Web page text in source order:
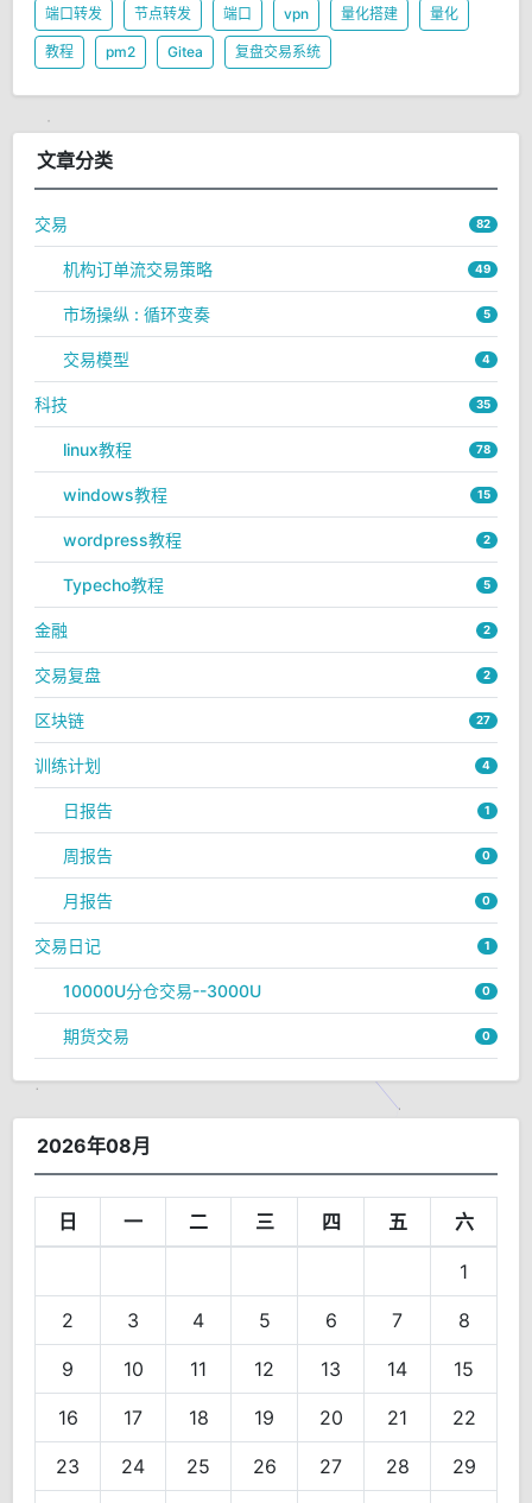
端口转发 节点转发 端口 vpn 量化搭建 量化
教程 pm2 Gitea 复盘交易系统
文章分类
交易 82
机构订单流交易策略 49
市场操纵 : 循环变奏 5
交易模型 4
科技 35
linux教程 78
windows教程 15
wordpress教程 2
Typecho教程 5
金融 2
交易复盘 2
区块链 27
训练计划 4
日报告 1
周报告 0
月报告 0
交易日记 1
10000U分仓交易--3000U 0
期货交易 0
2026年08月
日 一 二 三 四 五 六
1
2 3 4 5 6 7 8
9 10 11 12 13 14 15
16 17 18 19 20 21 22
23 24 25 26 27 28 29